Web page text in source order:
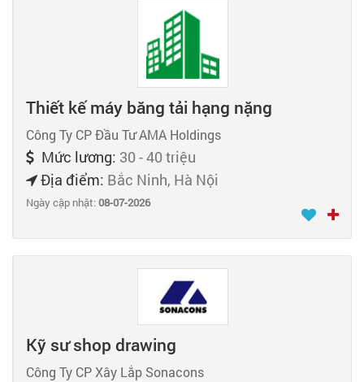
Thiết kế máy băng tải hạng nặng
Công Ty CP Đầu Tư AMA Holdings
Mức lương: 30 - 40 triệu
Địa điểm: Bắc Ninh, Hà Nội
Ngày cập nhật:08-07-2026
Kỹ sư shop drawing
Công Ty CP Xây Lắp Sonacons